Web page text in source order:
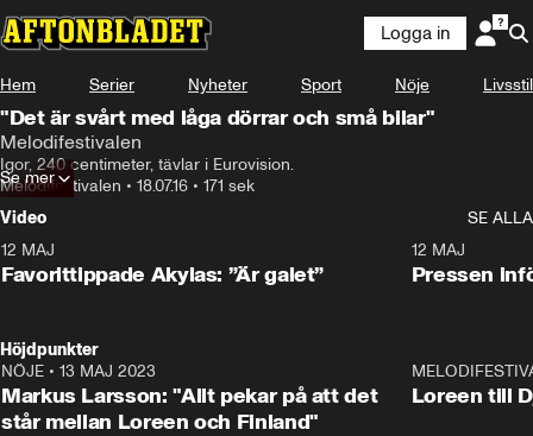
Logga in
Hem Serier Nyheter Sport Nöje Livsstil
"Det är svårt med låga dörrar och små bilar"
Melodifestivalen
Igor, 240 centimeter, tävlar i Eurovision.
Melodifestivalen • 18.07.16 • 171 sek
Se mer
Video
SE ALLA
12 MAJ
Favorittippade Akylas: ”Är galet”
12 MAJ
Pressen
Höjdpunkter
NÖJE • 13 MAJ 2023
Markus Larsson: "Allt pekar på att det
står mellan Loreen och Finland"
Loreen till